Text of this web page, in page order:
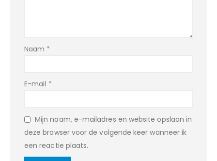
Naam *
E-mail *
Mijn naam, e-mailadres en website opslaan in
deze browser voor de volgende keer wanneer ik
een reactie plaats.